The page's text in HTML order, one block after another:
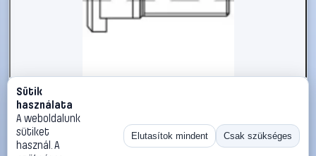
#112592
TOOLCRAFT 112592 Stiftcsavarok M12 60 mm DIN 835 Acél
50 db
TOOLCRAFT Metrikus csavarok
Sütik
használata
A weboldalunk
sütiket
használ. A
Elutasítok mindent Csak szükséges